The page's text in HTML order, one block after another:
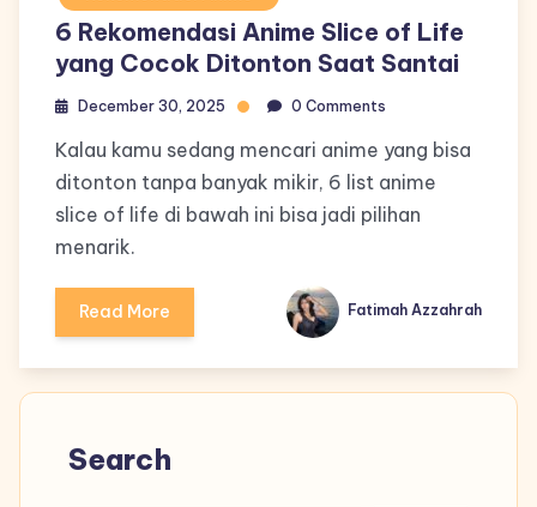
6 Rekomendasi Anime Slice of Life
yang Cocok Ditonton Saat Santai
December 30, 2025 0 Comments
Kalau kamu sedang mencari anime yang bisa
ditonton tanpa banyak mikir, 6 list anime
slice of life di bawah ini bisa jadi pilihan
menarik.
Read More Fatimah Azzahrah
Search